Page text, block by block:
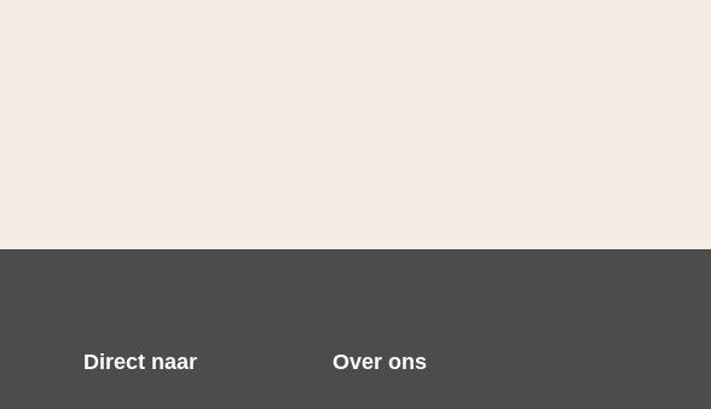
Direct naar Over ons